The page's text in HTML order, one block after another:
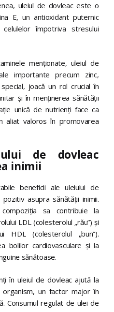
uleiul de dovleac este o
E, un antioxidant puternic
împotriva stresului
menționate, uleiul de
importante precum zinc,
joacă un rol crucial în
și în menținerea sănătății
unică de nutrienți face ca
aliat valoros în promovarea
de dovleac
inimii
beneficii ale uleiului de
asupra sănătății inimii.
sa contribuie la
LDL (colesterolul „rău”) și
HDL (colesterolul „bun”).
bolilor cardiovasculare și la
sănătoase.
în uleiul de dovleac ajută la
organism, un factor major în
Consumul regulat de ulei de